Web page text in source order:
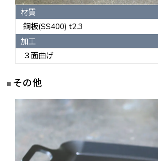
材質
鋼板(SS400) t2.3
加工
３面曲げ
その他